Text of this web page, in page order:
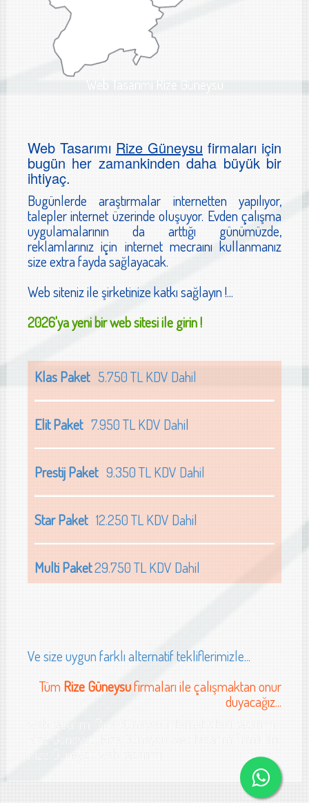
Web Tasarımı Rize Güneysu
Web TasarımıRize Güneysufirmaları için
bugün her zamankinden daha büyük bir
ihtiyaç.
Bugünlerde araştırmalar internetten yapılıyor,
talepler internet üzerinde oluşuyor. Evden çalışma
uygulamalarının da arttığı günümüzde,
reklamlarınız için internet mecraını kullanmanız
size extra fayda sağlayacak.
Web siteniz ile şirketinize katkı sağlayın !...
2026'ya yeni bir web sitesi ile girin !
Klas Paket5.750 TL KDV Dahil
Elit Paket7.950 TL KDV Dahil
Prestij Paket9.350 TL KDV Dahil
Star Paket12.250 TL KDV Dahil
Multi Paket29.750 TL KDV Dahil
Ve size uygun farklı alternatif tekliflerimizle...
TümRize Güneysufirmaları ile çalışmaktan onur
duyacağız...
web tasarımı Rize Güneysu, internet sitesi tasarımı
Rize Güneysu, Rize Güneysu web tasarım firmaları,
Rize Güneysu web tasarımı
sanayi web sitesi tasarımı Rize tarım web sitesi